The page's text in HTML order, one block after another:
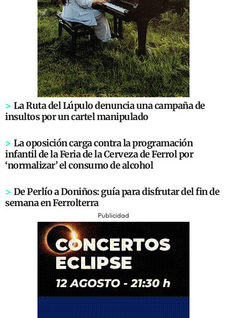
> La Ruta del Lúpulo denuncia una campaña de
insultos por un cartel manipulado
> La oposición carga contra la programación
infantil de la Feria de la Cerveza de Ferrol por
‘normalizar’ el consumo de alcohol
> De Perlío a Doniños: guía para disfrutar del fin de
semana en Ferrolterra
Publicidad